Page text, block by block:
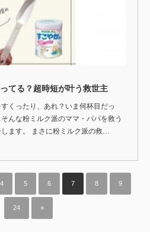
てる？超時短が叶う救世主
くったり、あれ？いま何杯目だっ
んな粉ミルク派のママ・パパを救う
ます。 まさに粉ミルク派の救…
4 5 6 7 8 9
24 »